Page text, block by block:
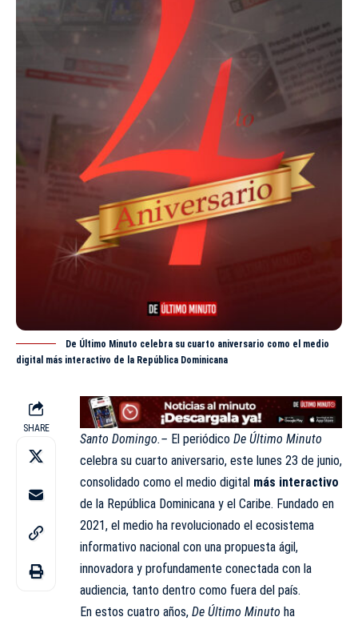
De Último Minuto celebra su cuarto aniversario como el medio
digital más interactivo de la República Dominicana
SHARE
Santo Domingo.– El periódico De Último Minuto
celebra su cuarto aniversario, este lunes 23 de junio,
consolidado como el medio digital más interactivo
de la República Dominicana y el Caribe. Fundado en
2021, el medio ha revolucionado el ecosistema
informativo nacional con una propuesta ágil,
innovadora y profundamente conectada con la
audiencia, tanto dentro como fuera del país.
En estos cuatro años, De Último Minuto ha